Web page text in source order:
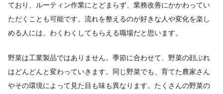
ており、ルーティン作業にとどまらず、業務改善にかかわってい
ただくことも可能です。流れを整えるのが好きな人や変化を楽し
める人には、わくわくしてもらえる職場だと思います。
野菜は工業製品ではありません。季節に合わせて、野菜の顔ぶれ
はどんどんと変わっていきます。同じ野菜でも、育てた農家さん
やその環境によって見た目も味も異なります。たくさんの野菜の